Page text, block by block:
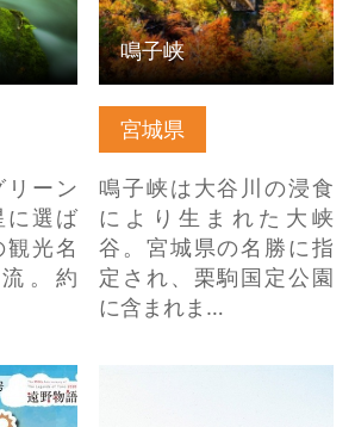
リーン
に選ば
光名
。約
宮城県
鳴子峡は大谷川の浸食
により生まれた大峡
谷。宮城県の名勝に指
定され、栗駒国定公園
に含まれま…
鳴子峡
の詳